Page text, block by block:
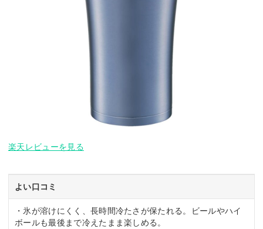
楽天レビューを見る
よい口コミ
・氷が溶けにくく、長時間冷たさが保たれる。ビールやハイ
ボールも最後まで冷えたまま楽しめる。